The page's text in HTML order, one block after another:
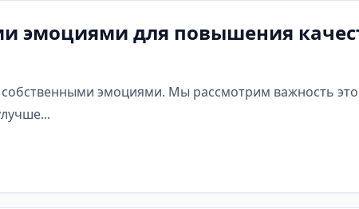
эмоциями для повышения
собственными эмоциями. Мы рассмотрим важность